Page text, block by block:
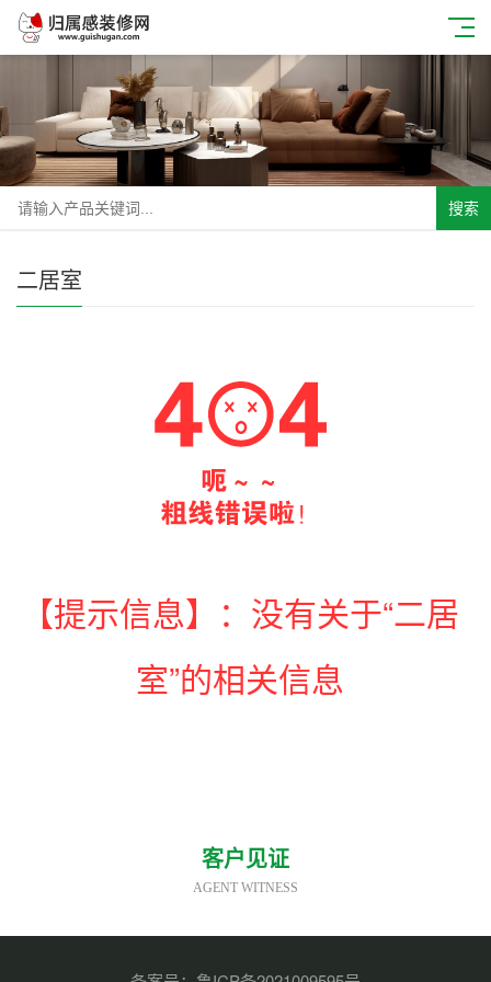
搜索
二居室
【提示信息】：没有关于“二居
室”的相关信息
客户见证
AGENT WITNESS